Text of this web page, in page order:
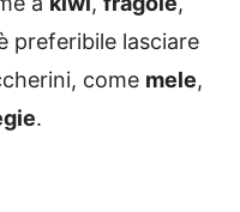
preferibile lasciare
come mele,
.